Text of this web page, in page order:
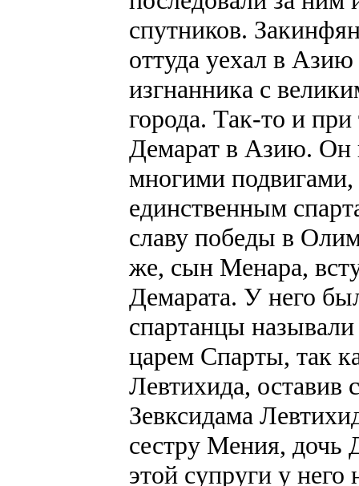
спутников.
оттуда уехал в
изгнанника с
города. Так-то и
Демарат в Азию. Он
многими
единственным
славу победы в
же, сын Менара,
Демарата. У него
спартанцы
царем Спарты, так
Левтихида,
Зевксидама
сестру Мения, дочь
этой супруги у